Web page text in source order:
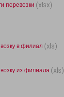
перевозки (xlsx)
в филиал (xls)
из филиала (xls)